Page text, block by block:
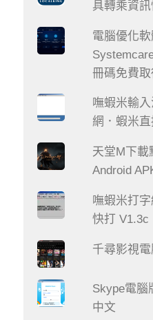
具轉乘資
電腦優化
冊碼免費取
嘸蝦米輸
網．蝦米直
天堂M下載
Android
嘸蝦米打
快打 V1.3c
千尋影視
Skype電腦
中文